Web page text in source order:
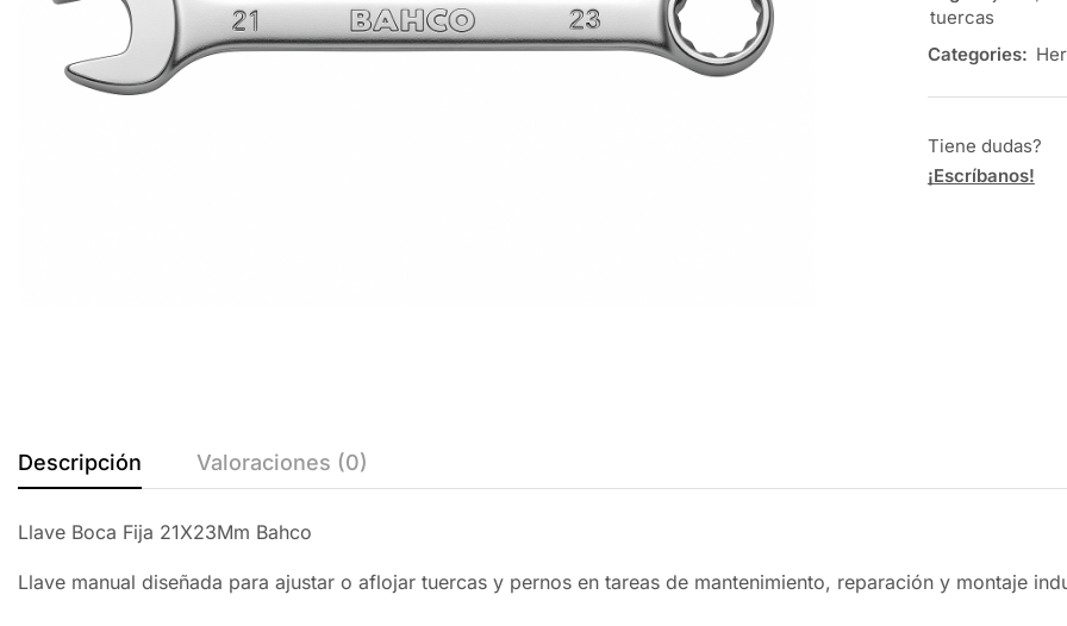
tuercas
Categories:
Tiene dudas?
¡Escríbanos!
Descripción Valoraciones (0)
Llave Boca Fija 21X23Mm Bahco
Llave manual diseñada para ajustar o aflojar tuercas y pernos en tareas de mantenimiento, reparación y montaje